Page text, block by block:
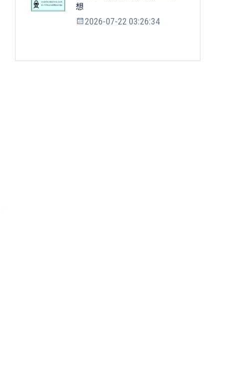
想
2026-07-22 03:26:34